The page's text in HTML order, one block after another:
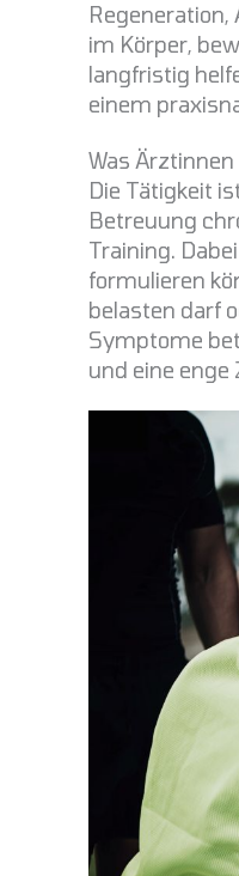
Regeneration,
im Körper,
langfristig
einem
Was
Die Tätigkeit
Betreuung
Training.
formulieren
belasten darf
Symptome
und eine